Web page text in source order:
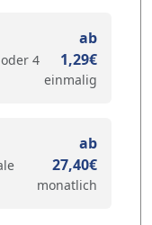
4
ab
1,29€
einmalig
ab
27,40€
monatlich